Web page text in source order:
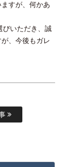
すが、何かあ
びいただき、誠
、今後もガレ